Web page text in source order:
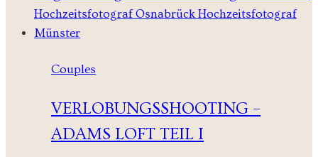
Couples
VERLOBUNGSSHOOTING –
ADAMS LOFT TEIL I